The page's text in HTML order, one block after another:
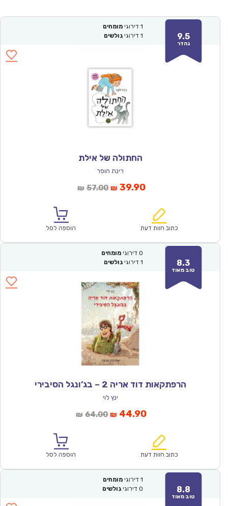
9.5
נהדר
1 דירוגי מומחים
1 דירוגי גולשים
החתולה של אילת
רינת הופר
₪ 57.00המחיר
₪57.00.
₪ 39.90המחיר
הוא:
כתוב חוות דעת הוספה לסל
8.3
טוב מאוד
0 דירוגי מומחים
1 דירוגי גולשים
הרפתקאות דוד אריה 2 – בג’ונגל הסיבירי
ינץ לוי
₪ 64.00המחיר
₪64.00.
₪ 44.90המחיר
הוא:
כתוב חוות דעת הוספה לסל
8.8
טוב מאוד
1 דירוגי מומחים
0 דירוגי גולשים